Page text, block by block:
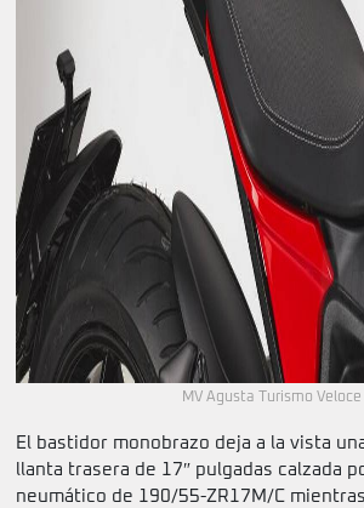
MV Agusta Turismo Veloce
El bastidor monobrazo deja a la vista
llanta trasera de 17″ pulgadas calzada
neumático de 190/55-ZR17M/C